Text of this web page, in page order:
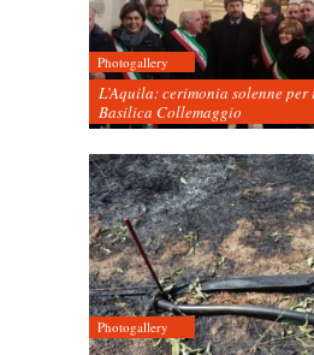
Photogallery
L’Aquila: cerimonia solenne
Basilica Collemaggio
Photogallery